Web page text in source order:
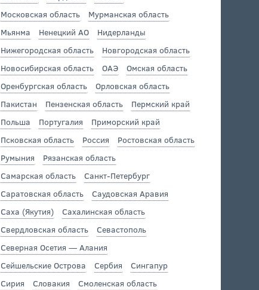
Московская область
Мурманская область
Мьянма
Ненецкий АО
Нидерланды
Нижегородская область
Новгородская область
Новосибирская область
ОАЭ
Омская область
Оренбургская область
Орловская область
Пакистан
Пензенская область
Пермский край
Польша
Португалия
Приморский край
Псковская область
Россия
Ростовская область
Румыния
Рязанская область
Самарская область
Санкт-Петербург
Саратовская область
Саудовская Аравия
Саха (Якутия)
Сахалинская область
Свердловская область
Севастополь
Северная Осетия — Алания
Сейшельские Острова
Сербия
Сингапур
Сирия
Словакия
Смоленская область